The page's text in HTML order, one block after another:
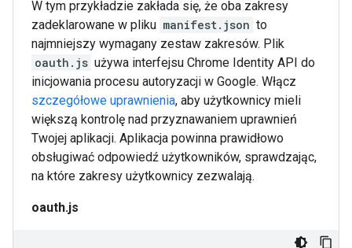
W tym przykładzie zakłada się, że oba zakresy
zadeklarowane w pliku manifest.json to
najmniejszy wymagany zestaw zakresów. Plik
oauth.js używa interfejsu Chrome Identity API do
inicjowania procesu autoryzacji w Google. Włącz
szczegółowe uprawnienia, aby użytkownicy mieli
większą kontrolę nad przyznawaniem uprawnień
Twojej aplikacji. Aplikacja powinna prawidłowo
obsługiwać odpowiedź użytkowników, sprawdzając,
na które zakresy użytkownicy zezwalają.
oauth.js